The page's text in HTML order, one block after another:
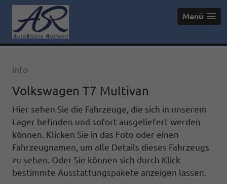
Menü
info
Volkswagen T7 Multivan
Hier sehen Sie die Fahrzeuge, die sich in unserem
Lager befinden und sofort ausgeliefert werden
können. Klicken Sie in das Foto oder einen
Fahrzeugnamen, um alle Details dieses Fahrzeugs
zu sehen. Oder Sie können sich durch Klick
bestimmte Ausstattungspakete anzeigen lassen.